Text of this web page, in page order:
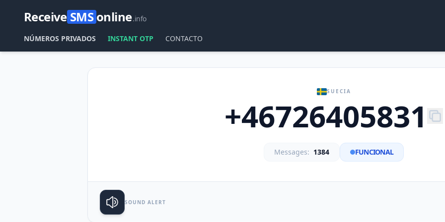
Receive SMS online.info
NÚMEROS PRIVADOS INSTANT OTP CONTACTO
SUECIA
+46726405831
Messages: 1384 FUNCIONAL
SOUND ALERT